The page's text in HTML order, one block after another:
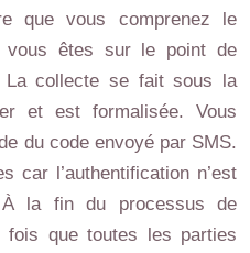
que vous comprenez le
vous êtes sur le point de
La collecte se fait sous la
et est formalisée. Vous
du code envoyé par SMS.
car l’authentification n’est
la fin du processus de
fois que toutes les parties